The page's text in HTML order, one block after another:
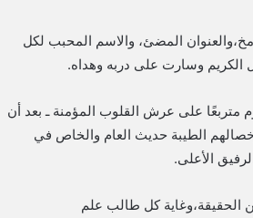
المضئ، والاسم المحبب لكل
وسارت على دربه وهداه.
متربعًا على عرش القلوب المؤمنة ـ بعد أن
الطيبة حديث العام والخاص في
الأعلى.
الحقيقة،وغاية كل طالب علم